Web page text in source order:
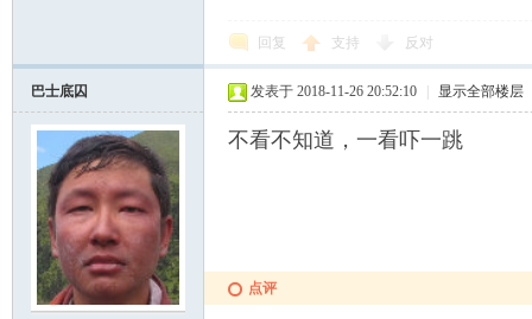
回复 支持 反对
巴士底囚 发表于 2018-11-26 20:52:10 显示全部楼层
不看不知道，一看吓一跳
点评